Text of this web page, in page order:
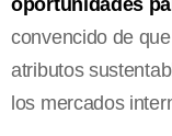
convencido de
atributos
los mercados